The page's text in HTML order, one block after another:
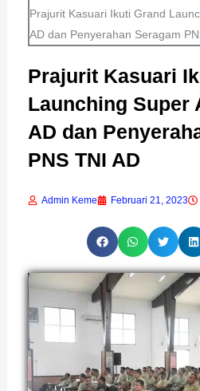
Prajurit Kasuari Ikuti Grand
AD dan Penyerahan Seragam
Prajurit Kasuari
Launching Super
AD dan
PNS TNI AD
Admin Keme Februari 21, 2023